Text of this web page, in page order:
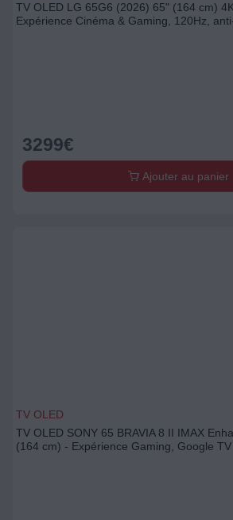
TV OLED LG 65G6 (2026) 65" (164 cm)
Expérience Cinéma & Gaming, 120Hz,
3299€
Ajouter au panier
TV OLED
TV OLED SONY 65 BRAVIA 8 II IMAX
(164 cm) - Expérience Gaming, Google TV